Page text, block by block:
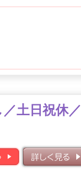
土日祝休／